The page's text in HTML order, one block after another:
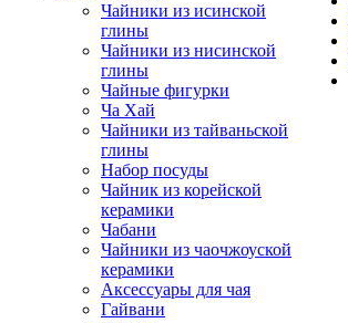
Чайники из исинской
глины
Чайники из нисинской
глины
Чайные фигурки
Ча Хай
Чайники из тайваньской
глины
Набор посуды
Чайник из корейской
керамики
Чабани
Чайники из чаочжоуской
керамики
Аксессуары для чая
Гайвани